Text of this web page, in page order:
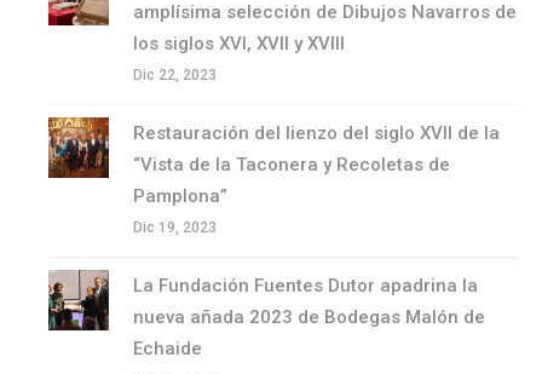
amplísima selección de Dibujos Navarros de
los siglos XVI, XVII y XVIII
Dic 22, 2023
Restauración del lienzo del siglo XVII de la
“Vista de la Taconera y Recoletas de
Pamplona”
Dic 19, 2023
La Fundación Fuentes Dutor apadrina la
nueva añada 2023 de Bodegas Malón de
Echaide